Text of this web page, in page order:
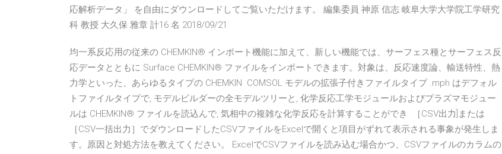
応解析データ」 を自由にダウンロードしてご覧いただけます。 編集委員 神原 信志 岐阜大学大学院工学研究
科 教授 大久保 雅章 計16 名 2018/09/21
均一系反応用の従来の CHEMKIN® インポート機能に加えて、新しい機能では、サーフェス種とサーフェス反
応データとともに Surface CHEMKIN® ファイルをインポートできます。対象は、反応速度論、輸送特性、熱
力学といった、あらゆるタイプの CHEMKIN COMSOL モデルの拡張子付きファイルタイプ .mph はデフォル
トファイルタイプで, モデルビルダーの全モデルツリーと, 化学反応工学モジュールおよびプラズマモジュー
ルは CHEMKIN® ファイルを読込んで, 気相中の複雑な化学反応を計算することができ ［CSV出力]または
［CSV一括出力］でダウンロードしたCSVファイルをExcelで開くと項目がずれて表示される事象が発生しま
す。原因と対処方法を教えてください。 ExcelでCSVファイルを読み込む場合かつ、CSVファイルのカラムの